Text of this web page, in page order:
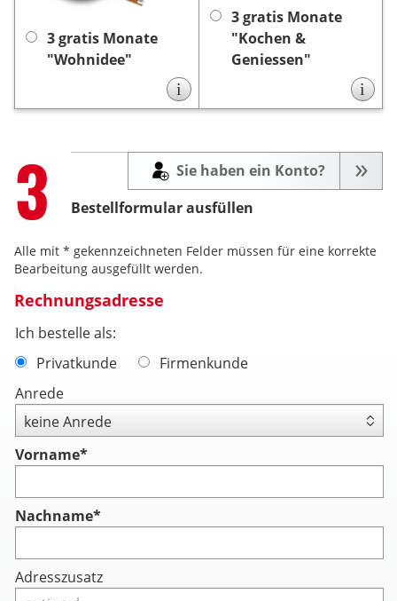
3 gratis Monate
"Wohnidee"
notwendig.
i
3 gratis Monate
"Kochen &
Geniessen"
automatisch, es ist
keine
Kündigung notwendig.
i
Step
3 Bestellformular ausfüllen
Sie haben ein Konto?
Alle mit * gekennzeichneten Felder müssen für eine korrekte
Bearbeitung ausgefüllt werden.
Rechnungsadresse
Ich bestelle als:
Privatkunde
Firmenkunde
Anrede
Vorname*
Nachname*
Adresszusatz